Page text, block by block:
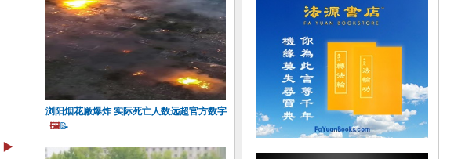
▶️
浏阳烟花厰爆炸 实际死亡人数远超官方数字
🖼️📝